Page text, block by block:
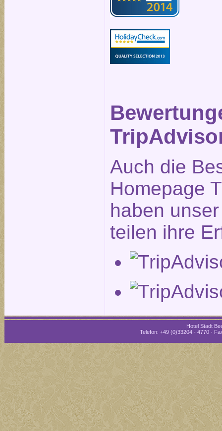
Auch die
Homepage
haben
teilen ihre
Hotel Stadt
Telefon: +49 (0)33204 - 4770 ·